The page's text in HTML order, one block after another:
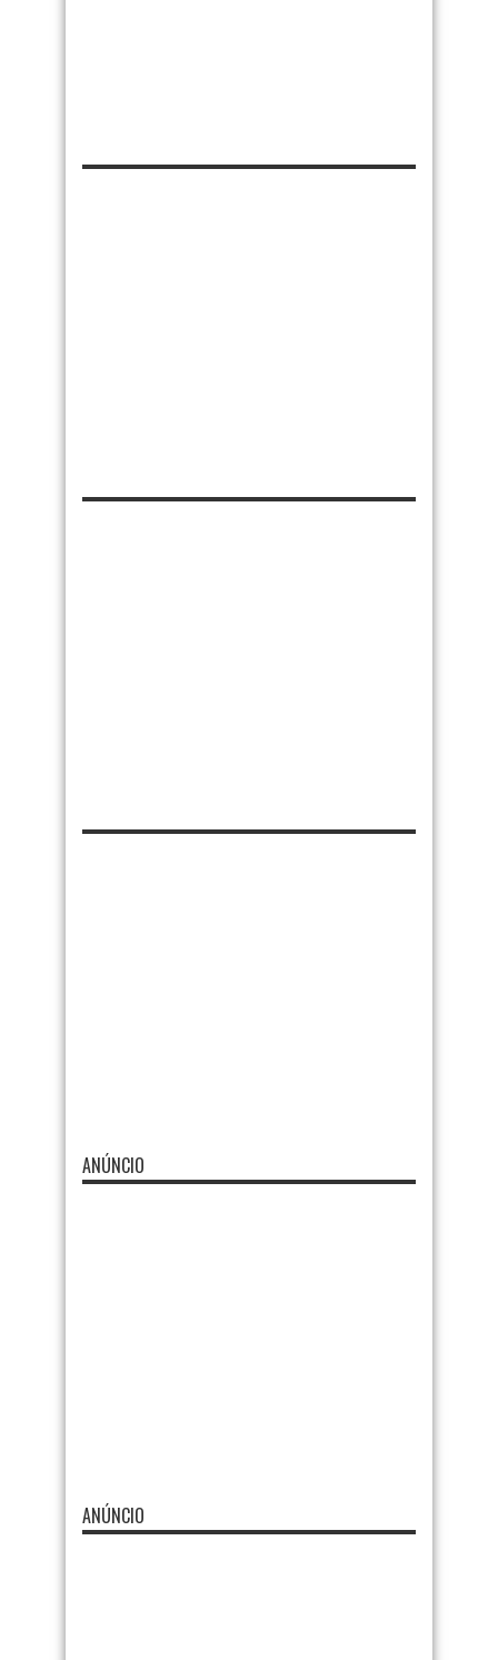
ANÚNCIO
ANÚNCIO